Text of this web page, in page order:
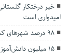
خیر درختکار
امیدواری است
۹۸ درصد شهرهای کشور در وضعیت زرد و آبی
۱۵ میلیون دانش‌آموز علیه بیماری‌های سخت‌درمان غربالگری می‌شوند